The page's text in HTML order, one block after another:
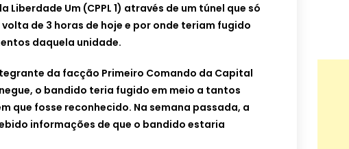
Liberdade Um (CPPL 1) através de um túnel que só
de 3 horas de hoje e por onde teriam fugido
daquela unidade.
da facção Primeiro Comando da Capital
o bandido teria fugido em meio a tantos
que fosse reconhecido. Na semana passada, a
informações de que o bandido estaria